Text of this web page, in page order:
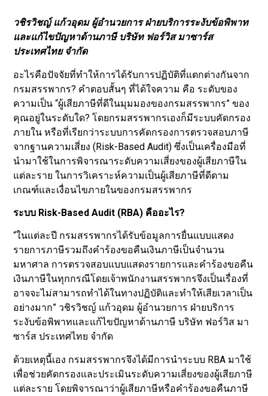
วชิรวิชญ์ แก้วอุดม ผู้อำนวยการ ฝ่ายบริการระงับข้อพิพาท
และแก้ไขปัญหาด้านภาษี บริษัท ฟอร์วิส มาซาร์ส
ประเทศไทย จำกัด
อะไรคือปัจจัยที่ทำให้การได้รับการปฏิบัติที่แตกต่างกันจาก
กรมสรรพากร? คำตอบสั้นๆ ที่ได้ใจความ คือ ระดับของ
ความเป็น “ผู้เสียภาษีที่ดีในมุมมองของกรมสรรพากร” ของ
คุณอยู่ในระดับใด? โดยกรมสรรพากรเองก็มีระบบคัดกรอง
ภายใน หรือที่เรียกว่าระบบการคัดกรองการตรวจสอบภาษี
จากฐานความเสี่ยง (Risk-Based Audit) ซึ่งเป็นเครื่องมือที่
นำมาใช้ในการพิจารณาระดับความเสี่ยงของผู้เสียภาษีใน
แต่ละราย ในการวิเคราะห์ความเป็นผู้เสียภาษีที่ดีตาม
เกณฑ์และเงื่อนไขภายในของกรมสรรพากร
ระบบ Risk-Based Audit (RBA) คืออะไร?
“ในแต่ละปี กรมสรรพากรได้รับข้อมูลการยื่นแบบแสดง
รายการภาษีรวมถึงคำร้องขอคืนเงินภาษีเป็นจำนวน
มหาศาล การตรวจสอบแบบแสดงรายการและคำร้องขอคืน
เงินภาษีในทุกกรณีโดยเจ้าพนักงานสรรพากรจึงเป็นเรื่องที่
อาจจะไม่สามารถทำได้ในทางปฏิบัติและทำให้เสียเวลาเป็น
อย่างมาก” วชิรวิชญ์ แก้วอุดม ผู้อำนวยการ ฝ่ายบริการ
ระงับข้อพิพาทและแก้ไขปัญหาด้านภาษี บริษัท ฟอร์วิส มา
ซาร์ส ประเทศไทย จำกัด
ด้วยเหตุนี้เอง กรมสรรพากรจึงได้มีการนำระบบ RBA มาใช้
เพื่อช่วยคัดกรองและประเมินระดับความเสี่ยงของผู้เสียภาษี
แต่ละราย โดยพิจารณาว่าผู้เสียภาษีหรือคำร้องขอคืนภาษี